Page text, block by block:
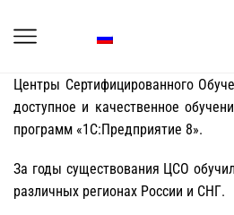
Центры Сертифицированного
доступное и качественное
программ «1С:Предприятие 8».
За годы существования ЦСО
различных регионах России и СНГ.